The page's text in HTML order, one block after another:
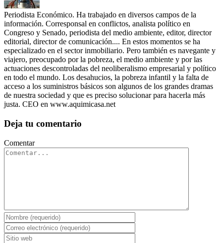
Periodista Económico. Ha trabajado en diversos campos de la
información. Corresponsal en conflictos, analista político en
Congreso y Senado, periodista del medio ambiente, editor, director
editorial, director de comunicación.... En estos momentos se ha
especializado en el sector inmobiliario. Pero también es navegante y
viajero, preocupado por la pobreza, el medio ambiente y por las
actuaciones descontroladas del neoliberalismo empresarial y político
en todo el mundo. Los desahucios, la pobreza infantil y la falta de
acceso a los suministros básicos son algunos de los grandes dramas
de nuestra sociedad y que es preciso solucionar para hacerla más
justa. CEO en www.aquimicasa.net
Deja tu comentario
Comentar